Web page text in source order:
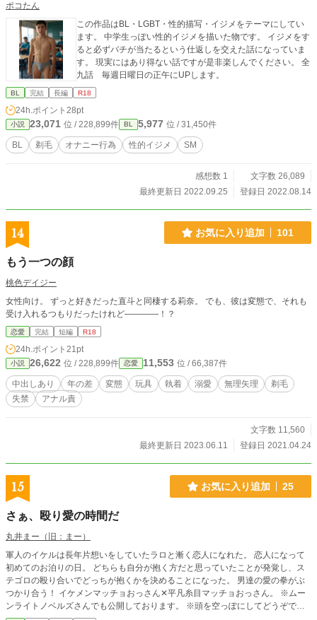
ポコたん
この作品はBL・LGBT・性的描写・イジメをテーマにしてい
ます。 中学生っぽい性的イジメを描いた物です。 イジメをす
ると必ずバチが当たるという仕返しを交えた話になっていま
す。 現実にはあり得ない話ですが是非楽しんでください。 全
九話 毎週日曜日の正午にUPします。
BL 完結 長編 R18
24h.ポイント 28pt
小説 23,071 位 / 228,899件 BL 5,977 位 / 31,450件
BL 剃毛 オナニー行為 性的イジメ SM
感想数 1
文字数 26,089
最終更新日 2022.09.25
登録日 2022.08.14
14 お気に入り追加 101
もう一つの顔
桃色デイジー
女性向け。 ずっと好きだった直斗と同棲する莉奈。 でも、彼は変態で、それも
受け入れるつもりだったけれど――――！？
恋愛 完結 短編 R18
24h.ポイント 21pt
小説 26,622 位 / 228,899件 恋愛 11,553 位 / 66,387件
中出しあり 年の差 変態 玩具 執着 溺愛 無理矢理
剃毛
失禁
アナル責
文字数 11,560
最終更新日 2023.06.11
登録日 2021.04.24
15 お気に入り追加 25
さぁ、殴り愛の時間だ
丸井まー（旧：まー）
軍人のイケルは長年片想いをしていたラロと漸く恋人になれた。 恋人になって
初めてのお泊りの日。 どちらも自分が抱く方だと思っていたことが発覚し、ス
テゴロの殴り合いでどっちが抱くかを決めることになった。 男達の愛の拳がぶ
つかり合う！ イケメンマッチョおっさん✕平凡糸目マッチョおっさん。 ※ムー
ンライトノベルズさんでも公開しております。 ※頭を空っぽにしてどうぞで